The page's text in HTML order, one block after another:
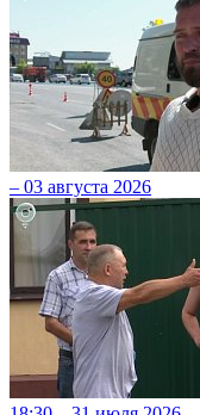
– 03 августа 2026